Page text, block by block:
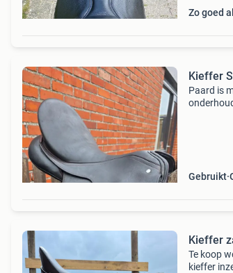
Zo goed
Kieffer
Paard is
Gebruikt
Kieffer
Te koop
kieffer